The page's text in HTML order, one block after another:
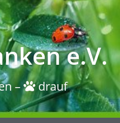
e.V.
– drauf